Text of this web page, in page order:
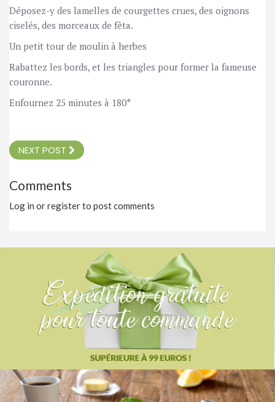
Déposez-y des lamelles de courgettes crues, des oignons
ciselés, des morceaux de fêta.
Un petit tour de moulin à herbes
Rabattez les bords, et les triangles pour former la fameuse
couronne.
Enfournez 25 minutes à 180°
NEXT POST
Comments
Log in or register to post comments